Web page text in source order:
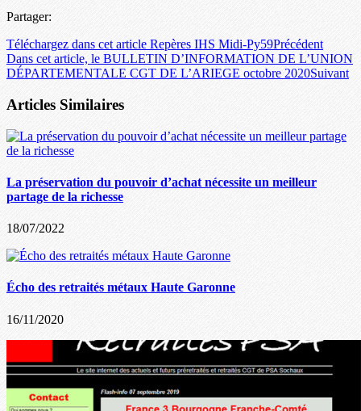
Partager:
Téléchargez dans cet article Repères IHS Midi-Py59Précédent
Dans cet article, le BULLETIN D’INFORMATION DE L’UNION
DÉPARTEMENTALE CGT DE L’ARIEGE octobre 2020Suivant
Articles Similaires
La préservation du pouvoir d’achat nécessite un meilleur
partage de la richesse
18/07/2022
Écho des retraités métaux Haute Garonne
16/11/2020